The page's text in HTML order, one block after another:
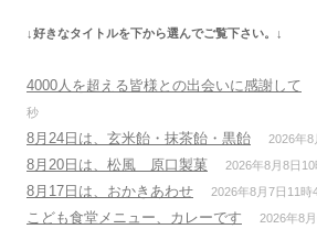
ョ
ン
↓好きなタイトルを下から選んでご覧下さい。↓
4000人を超える皆様との出会いに感謝して
秒
8月24日は、玄米飴・抹茶飴・黒飴 2026年
8月20日は、松風 原口製菓 2026年8月8日
8月17日は、おかきあわせ 2026年8月7日11時
こども食堂メニュー、カレーです 2026年8